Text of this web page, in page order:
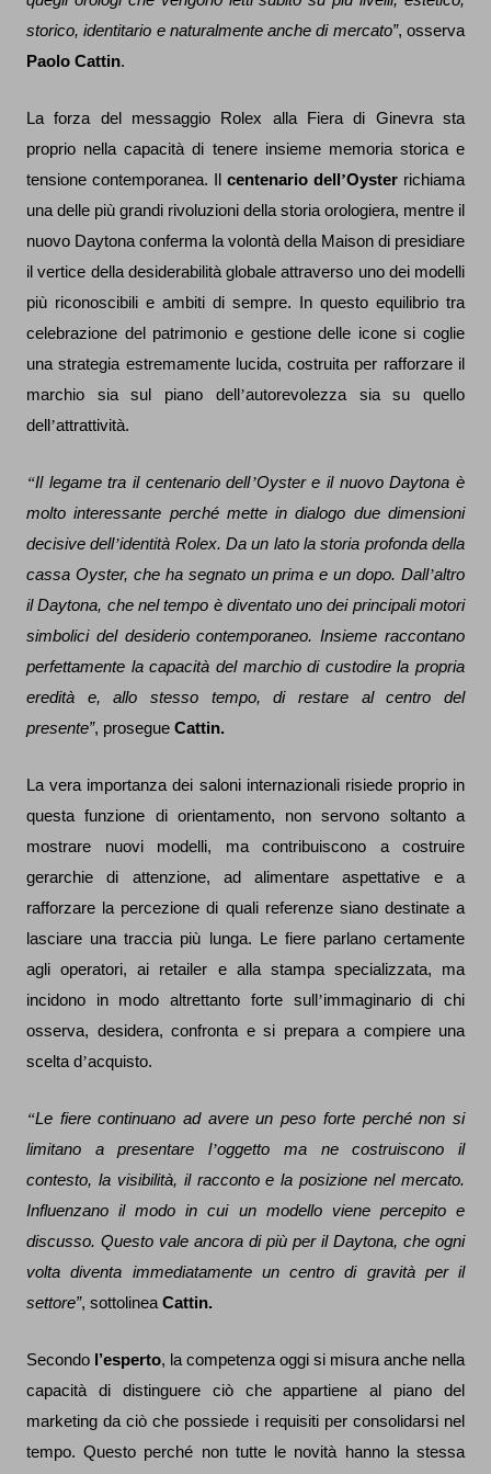
storico, identitario e naturalmente anche di mercato”, osserva
Paolo Cattin.
La forza del messaggio Rolex alla Fiera di Ginevra sta
proprio nella capacità di tenere insieme memoria storica e
tensione contemporanea. Il centenario dell ’Oyster richiama
una delle più grandi rivoluzioni della storia orologiera, mentre il
nuovo Daytona conferma la volontà della Maison di presidiare
il vertice della desiderabilità globale attraverso uno dei modelli
più riconoscibili e ambiti di sempre. In questo equilibrio tra
celebrazione del patrimonio e gestione delle icone si coglie
una strategia estremamente lucida, costruita per rafforzare il
marchio sia sul piano dell ’autorevolezza sia su quello
dell ’attrattività.
“Il legame tra il centenario dell’Oyster e il nuovo Daytona è
molto interessante perché mette in dialogo due dimensioni
decisive dell’identità Rolex. Da un lato la storia profonda della
cassa Oyster, che ha segnato un prima e un dopo. Dall’altro
il Daytona, che nel tempo è diventato uno dei principali motori
simbolici del desiderio contemporaneo. Insieme raccontano
perfettamente la capacità del marchio di custodire la propria
eredità e, allo stesso tempo, di restare al centro del
presente”, prosegue Cattin.
La vera importanza dei saloni internazionali risiede proprio in
questa funzione di orientamento, non servono soltanto a
mostrare nuovi modelli, ma contribuiscono a costruire
gerarchie di attenzione, ad alimentare aspettative e a
rafforzare la percezione di quali referenze siano destinate a
lasciare una traccia più lunga. Le fiere parlano certamente
agli operatori, ai retailer e alla stampa specializzata, ma
incidono in modo altrettanto forte sull ’immaginario di chi
osserva, desidera, confronta e si prepara a compiere una
scelta d’acquisto.
“Le fiere continuano ad avere un peso forte perchénon si
limitano a presentare l’oggetto ma ne costruiscono il
contesto, la visibilità, il racconto e la posizione nel mercato.
Influenzano il modo in cui un modello viene percepito e
discusso. Questo vale ancora di più per il Daytona, che ogni
volta diventa immediatamente un centro di gravità per il
settore”, sottolinea Cattin.
Secondo l’esperto, la competenza oggi si misura anche nella
capacità di distinguere ciò che appartiene al piano del
marketing da ciò che possiede i requisiti per consolidarsi nel
tempo. Questo perché non tutte le novità hanno la stessa